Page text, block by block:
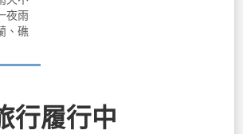
夜雨
、礁
行履行中